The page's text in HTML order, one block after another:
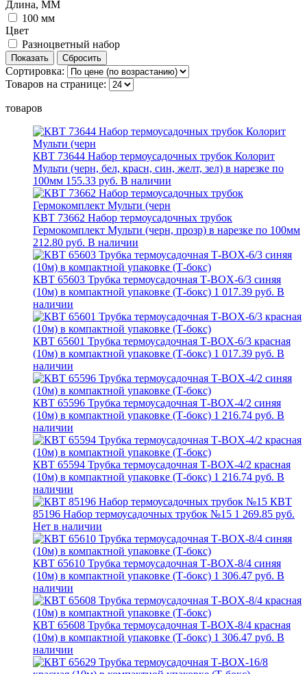
Длина, ММ
100 мм
Цвет
Разноцветный набор
Сортировка:
Товаров на странице:
товаров
КВТ 73644 Набор термоусадочных трубок Колорит
Мульти (черн, бел, красн, син, желт, зел) в нарезке по
100мм 155.33 руб. В наличии
КВТ 73662 Набор термоусадочных трубок
Гермокомплект Мульти (черн, прозр) в нарезке по 100мм
212.80 руб. В наличии
КВТ 65603 Трубка термоусадочная Т-BOX-6/3 синяя
(10м) в компактной упаковке (Т-бокс) 1 017.39 руб. В
наличии
КВТ 65601 Трубка термоусадочная Т-BOX-6/3 красная
(10м) в компактной упаковке (Т-бокс) 1 017.39 руб. В
наличии
КВТ 65596 Трубка термоусадочная Т-BOX-4/2 синяя
(10м) в компактной упаковке (Т-бокс) 1 216.74 руб. В
наличии
КВТ 65594 Трубка термоусадочная Т-BOX-4/2 красная
(10м) в компактной упаковке (Т-бокс) 1 216.74 руб. В
наличии
КВТ
85196 Набор термоусадочных трубок №15 1 269.85 руб.
Нет в наличии
КВТ 65610 Трубка термоусадочная Т-BOX-8/4 синяя
(10м) в компактной упаковке (Т-бокс) 1 306.47 руб. В
наличии
КВТ 65608 Трубка термоусадочная Т-BOX-8/4 красная
(10м) в компактной упаковке (Т-бокс) 1 306.47 руб. В
наличии